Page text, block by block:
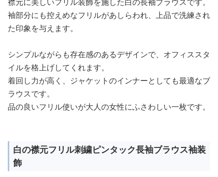
袖部分にも控えめなフリルがあしらわれ、上品で洗練され
た印象を与えます。
シンプルながらも存在感のあるデザインで、オフィススタ
イルを格上げしてくれます。
着回し力が高く、ジャケットのインナーとしても最適なブ
ラウスです。
品の良いフリル使いが大人の女性にふさわしい一枚です。
白の襟元フリル刺繍ピンタック長袖ブラウス袖装
飾